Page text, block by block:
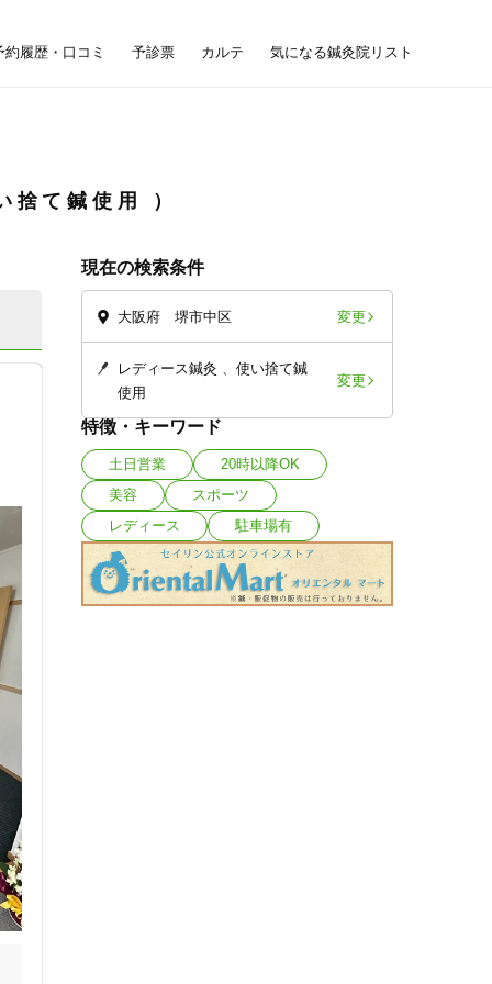
約履歴・口コミ 予診票 カルテ 気になる鍼灸院リスト
捨て鍼使用
現在の検索条件
大阪府 堺市中区 変更
レディース鍼灸
使い捨て鍼
使用
変更
特徴・キーワード
土日営業
20時以降OK
美容
スポーツ
レディース
駐車場有